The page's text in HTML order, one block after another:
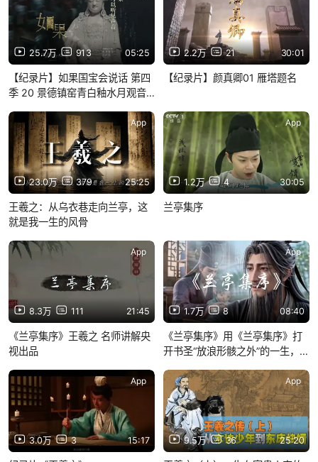
25.7万 913 05:25
【纪录片】如果国宝会说话 第四
季 20 景德镇窑青白釉水月观音
2.2万 21 30:01
【纪录片】颜真卿01 雁塔题名
23.0万 379 25:25
App
王羲之：从乌衣巷走向兰亭，这
就是我一生的风骨
1.2万 4 30:05
App
兰亭集序
8.3万 111 21:45
App
《兰亭集序》王羲之 名师讲解央
视出品
1.7万 8 08:40
App
《兰亭集序》用《兰亭集序》打
开书圣“放浪形骸之外”的一生，俯
3.0万 3 15:17
App
9.5万 36 25:20
App